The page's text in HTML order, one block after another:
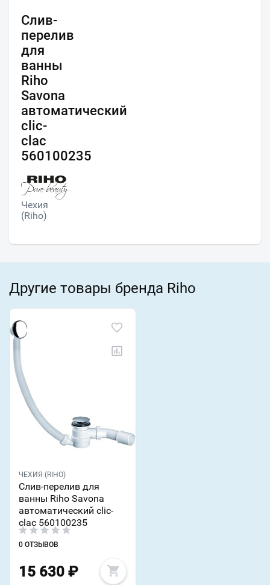
Слив-
перелив
для
ванны
Riho
Savona
автоматический
clic-
clac
560100235
Чехия
(Riho)
Другие товары бренда Riho
ЧЕХИЯ (RIHO)
Слив-перелив для
ванны Riho Savona
автоматический clic-
clac 560100235
0 ОТЗЫВОВ
15 630 ₽